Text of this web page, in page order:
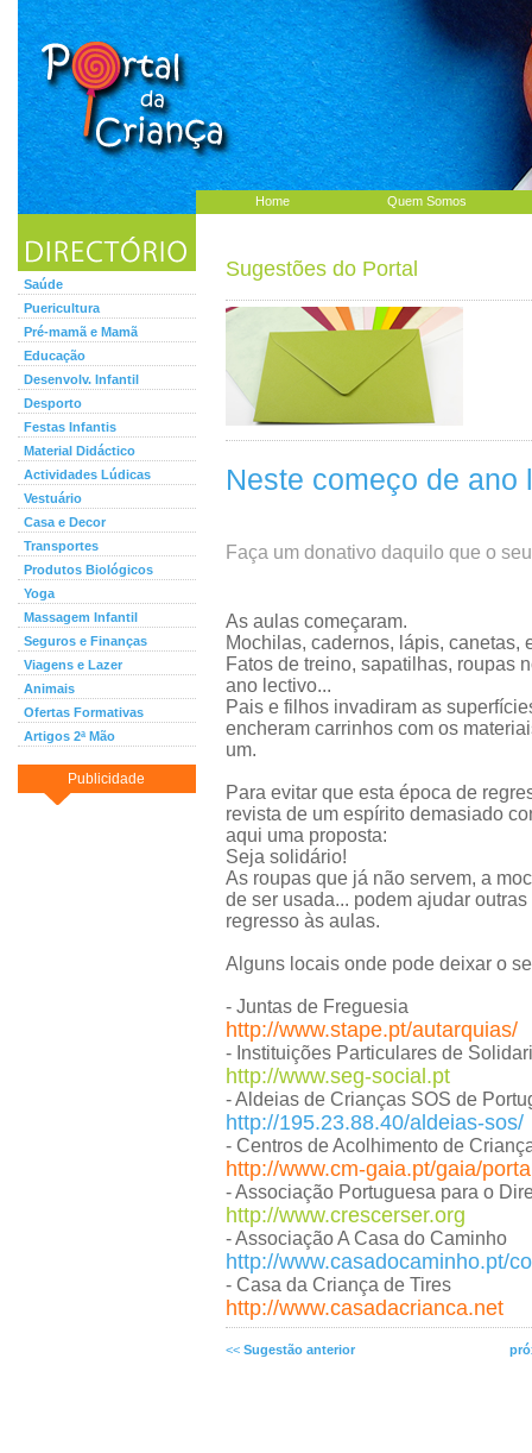
Home Quem Somos
Saúde
Puericultura
Pré-mamã e Mamã
Educação
Desenvolv. Infantil
Desporto
Festas Infantis
Material Didáctico
Actividades Lúdicas
Vestuário
Casa e Decor
Transportes
Produtos Biológicos
Yoga
Massagem Infantil
Seguros e Finanças
Viagens e Lazer
Animais
Ofertas Formativas
Artigos 2ª Mão
Publicidade
Sugestões do Portal
Neste começo de
Faça um donativo daquilo que o
As aulas começaram.
Mochilas, cadernos, lápis, canetas,
Fatos de treino, sapatilhas, roupas
ano lectivo...
Pais e filhos invadiram as
encheram carrinhos com os
um.
Para evitar que esta época de
revista de um espírito demasiado
aqui uma proposta:
Seja solidário!
As roupas que já não servem, a
de ser usada... podem ajudar
regresso às aulas.
Alguns locais onde pode deixar o
- Juntas de Freguesia
http://www.stape.pt/autarquias/
- Instituições Particulares de
http://www.seg-social.pt
- Aldeias de Crianças SOS de
http://195.23.88.40/aldeias-sos/
- Centros de Acolhimento de
http://www.cm-gaia.pt/gaia/
- Associação Portuguesa para o
http://www.crescerser.org
- Associação A Casa do Caminho
http://www.casadocaminho.pt/
- Casa da Criança de Tires
http://www.casadacrianca.net
<< Sugestão anterior